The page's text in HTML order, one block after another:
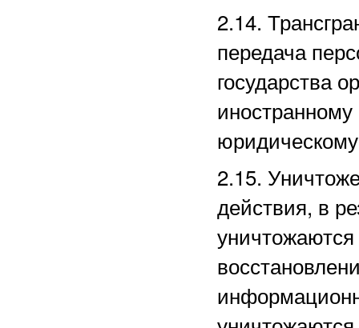
2.14.
передача
государства
2.15.
действия, в